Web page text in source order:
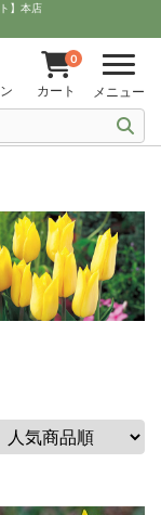
ト】本店
0
カート メニュー